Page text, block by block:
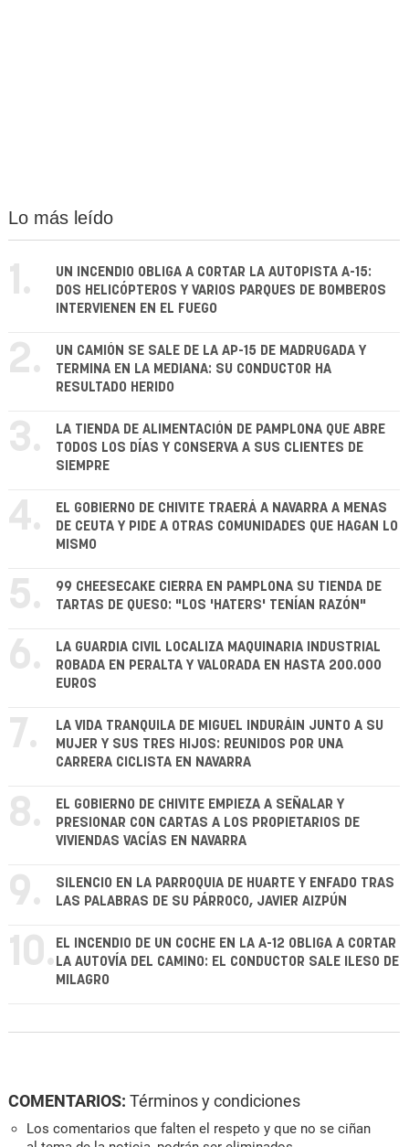
Lo más leído
1.
UN INCENDIO OBLIGA A CORTAR LA AUTOPISTA A-15:
DOS HELICÓPTEROS Y VARIOS PARQUES DE BOMBEROS
INTERVIENEN EN EL FUEGO
2.
UN CAMIÓN SE SALE DE LA AP-15 DE MADRUGADA Y
TERMINA EN LA MEDIANA: SU CONDUCTOR HA
RESULTADO HERIDO
3.
LA TIENDA DE ALIMENTACIÓN DE PAMPLONA QUE ABRE
TODOS LOS DÍAS Y CONSERVA A SUS CLIENTES DE
SIEMPRE
4.
EL GOBIERNO DE CHIVITE TRAERÁ A NAVARRA A MENAS
DE CEUTA Y PIDE A OTRAS COMUNIDADES QUE HAGAN LO
MISMO
5.
99 CHEESECAKE CIERRA EN PAMPLONA SU TIENDA DE
TARTAS DE QUESO: "LOS 'HATERS' TENÍAN RAZÓN"
6.
LA GUARDIA CIVIL LOCALIZA MAQUINARIA INDUSTRIAL
ROBADA EN PERALTA Y VALORADA EN HASTA 200.000
EUROS
7.
LA VIDA TRANQUILA DE MIGUEL INDURÁIN JUNTO A SU
MUJER Y SUS TRES HIJOS: REUNIDOS POR UNA
CARRERA CICLISTA EN NAVARRA
8.
EL GOBIERNO DE CHIVITE EMPIEZA A SEÑALAR Y
PRESIONAR CON CARTAS A LOS PROPIETARIOS DE
VIVIENDAS VACÍAS EN NAVARRA
9.
SILENCIO EN LA PARROQUIA DE HUARTE Y ENFADO TRAS
LAS PALABRAS DE SU PÁRROCO, JAVIER AIZPÚN
10. EL INCENDIO DE UN COCHE EN LA A-12 OBLIGA A CORTAR
LA AUTOVÍA DEL CAMINO: EL CONDUCTOR SALE ILESO DE
MILAGRO
COMENTARIOS: Términos y condiciones
Los comentarios que falten el respeto y que no se ciñan